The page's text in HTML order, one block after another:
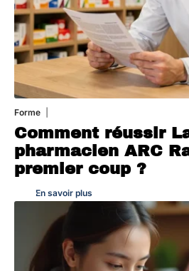
Forme
Comment réussir
pharmacien ARC
premier coup ?
En savoir plus